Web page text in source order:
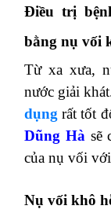
Điều trị
bằng nụ vối
Từ xa xưa,
nước giải
dụng rất tốt
Dũng Hà sẽ
của nụ vối
Nụ vối khô